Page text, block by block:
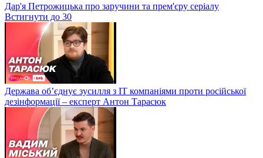
Дар'я Петрожицька про заручини та прем'єру серіалу
Встигнути до 30
Держава об’єднує зусилля з ІТ компаніями проти російської
дезінформації – експерт Антон Тарасюк